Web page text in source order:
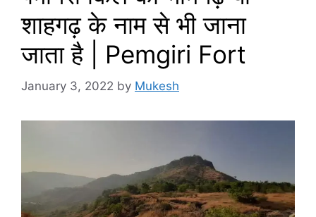
शाहगढ़ के नाम से भी जाना
जाता है | Pemgiri Fort
January 3, 2022 by Mukesh